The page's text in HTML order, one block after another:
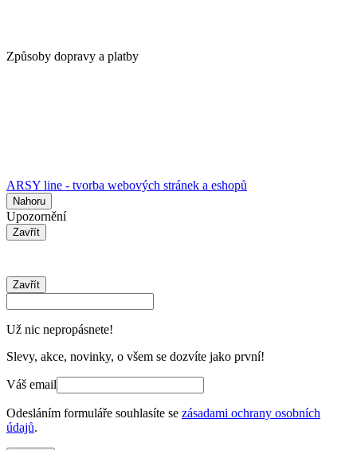
Způsoby dopravy a platby
ARSY line - tvorba webových stránek a eshopů
Nahoru
Upozornění
Zavřít
Zavřít
Už nic nepropásnete!
Slevy, akce, novinky, o všem se dozvíte jako první!
Váš email
Odesláním formuláře souhlasíte se zásadami ochrany osobních
údajů.